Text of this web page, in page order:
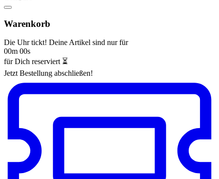
Warenkorb
Die Uhr tickt! Deine Artikel sind nur für
00m 00s
für Dich reserviert ⏳
Jetzt Bestellung abschließen!